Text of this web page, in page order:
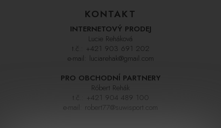
KONTAKT
INTERNETOVÝ PRODEJ
Lucie Reháková
t.č.: +421 903 691 202
e-mail: luciarehak@gmail.com
PRO OBCHODNÍ PARTNERY
Róbert Rehák
t.č.:
+421 904 489 100
e-mail: robert77@suwisport.com